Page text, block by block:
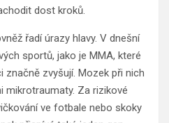
dost kroků.
řadí úrazy hlavy. V dnešní
sportů, jako je MMA, které
zvyšují. Mozek při nich
mikrotraumaty. Za rizikové
ve fotbale nebo skoky